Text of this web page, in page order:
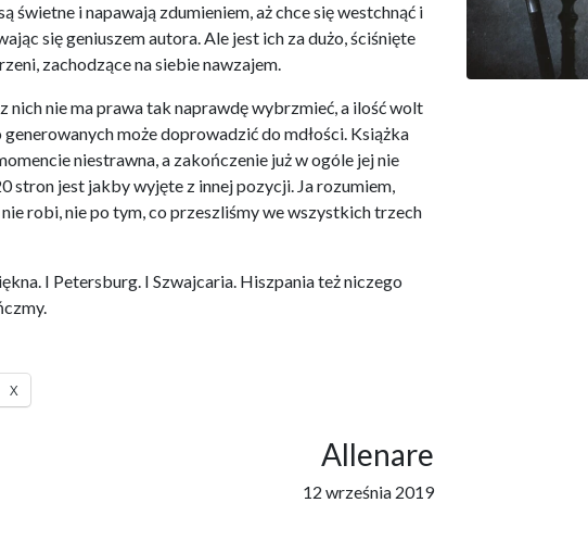
świetne i napawają zdumieniem, aż chce się westchnąć i
się geniuszem autora. Ale jest ich za dużo, ściśnięte
zachodzące na siebie nawzajem.
nich nie ma prawa tak naprawdę wybrzmieć, a ilość wolt
może doprowadzić do mdłości. Książka
niestrawna, a zakończenie już w ogóle jej nie
stron jest jakby wyjęte z innej pozycji. Ja rozumiem,
robi, nie po tym, co przeszliśmy we wszystkich trzech
I Petersburg. I Szwajcaria. Hiszpania też niczego
X
Allenare
12 września 2019